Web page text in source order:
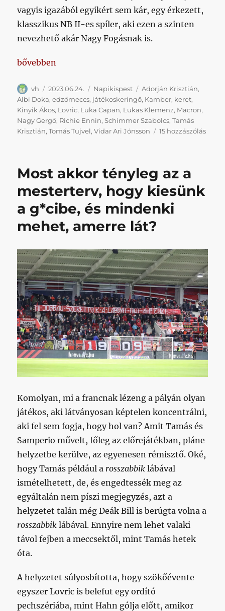
vagyis igazából egyikért sem kár, egy érkezett,
klasszikus NB II-es spíler, aki ezen a szinten
nevezhető akár Nagy Fogásnak is.
„Elmúltkéthetikispest 2023/06/24”
bővebben
Szerző
vh Közzétéve
2023.06.24. Kategória
Napikispest Címke
Adorján Krisztián,
Albi Doka,edzőmeccs, játékoskeringő, Kamber, keret,
Kinyik Ákos, Lovric, Luka Capan, Lukas Klemenz, Macron,
Nagy Gergő, Richie Ennin,Schimmer Szabolcs,Tamás
Krisztián,Tomás Tujvel,Vidar Ari Jónsson 15 hozzászólás
Most akkor tényleg az a
mesterterv, hogy kiesünk
a g*cibe, és mindenki
mehet, amerre lát?
Komolyan, mi a francnak lézeng a pályán olyan
játékos, aki látványosan képtelen koncentrálni,
aki fel sem fogja, hogy hol van? Amit Tamás és
Samperio művelt, főleg az előrejátékban, pláne
helyzetbe kerülve, az egyenesen rémisztő. Oké,
hogy Tamás például a rosszabbik lábával
ismételhetett, de, és engedtessék meg az
egyáltalán nem píszi megjegyzés, azt a
helyzetet talán még Deák Bill is berúgta volna a
rosszabbik lábával. Ennyire nem lehet valaki
távol fejben a meccsektől, mint Tamás hetek
óta.
A helyzetet súlyosbította, hogy szökőévente
egyszer Lovric is belefut egy ordító
pechszériába, mint Hahn gólja előtt, amikor